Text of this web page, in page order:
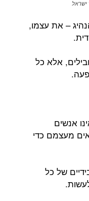
ישראל
– את עצמו,
אלא כל
אנשים
מעצמם כדי
של כל